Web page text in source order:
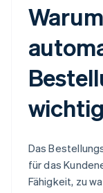
Das
für das
Fähigkeit, zu